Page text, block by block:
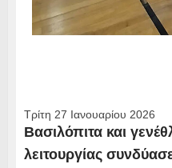
Τρίτη 27 Ιανουαρίου 2026
Βασιλόπιτα και
λειτουργίας